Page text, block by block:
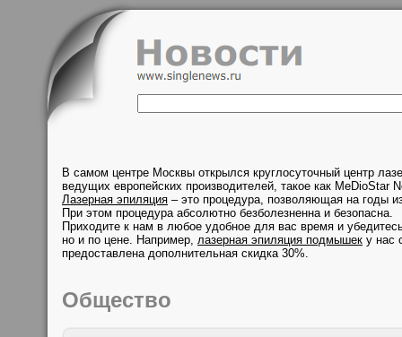
В самом центре Москвы открылся круглосуточный центр
ведущих европейских производителей, такое как MeDioStar
Лазерная эпиляция – это процедура, позволяющая на годы
При этом процедура абсолютно безболезненна и безопасна.
Приходите к нам в любое удобное для вас время и
но и по цене. Например, лазерная эпиляция подмышек у нас
предоставлена дополнительная скидка 30%.
Общество